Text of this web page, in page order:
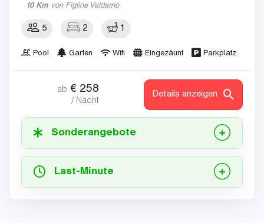
10 Km von Figline Valdarno
5 2 1
Pool Garten Wifi Eingezäunt Parkplatz
ab € 258
/ Nacht
Details anzeigen
Sonderangebote
Last-Minute